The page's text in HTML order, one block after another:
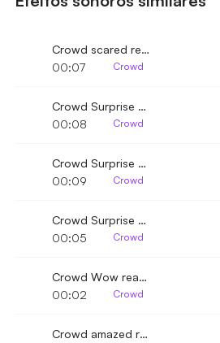
Crowd scared reaction
00:07
Crowd
Crowd Surprise reaction 4
00:08
Crowd
Crowd Surprise reaction 2
00:09
Crowd
Crowd Surprise reaction
00:05
Crowd
Crowd Wow reaction
00:02
Crowd
Crowd amazed reaction